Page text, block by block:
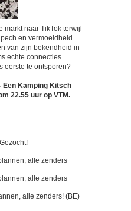
markt naar TikTok terwijl
en vermoeidheid.
van zijn bekendheid in
echte connecties.
eerste te ontsporen?
Een Kamping Kitsch
22.55 uur op VTM.
alle zenders
alle zenders
alle zenders! (BE)